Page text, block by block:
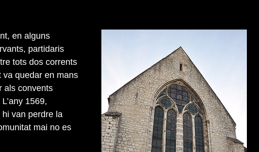
en alguns
partidaris
tots dos corrents
va quedar en mans
als convents
1569,
van perdre la
mai no es